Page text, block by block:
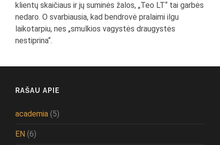
klientų skaičiaus ir jų suminės žalos, „Teo LT“ tai garbės
nedaro. O svarbiausia, kad bendrovė pralaimi ilgu
laikotarpiu, nes „smulkios vagystės draugystės
nestiprina“.
RAŠAU APIE
academia (5)
EN (6)